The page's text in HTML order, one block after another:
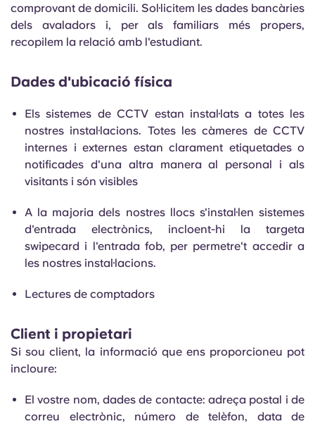
comprovant de domicili. Sol·licitem les dades bancàries
dels avaladors i, per als familiars més propers,
recopilem la relació amb l'estudiant.
Dades d'ubicació física
Els sistemes de CCTV estan instal·lats a totes les
nostres instal·lacions. Totes les càmeres de CCTV
internes i externes estan clarament etiquetades o
notificades d'una altra manera al personal i als
visitants i són visibles
A la majoria dels nostres llocs s'instal·len sistemes
d'entrada electrònics, incloent-hi la targeta
swipecard i l'entrada fob, per permetre't accedir a
les nostres instal·lacions.
Lectures de comptadors
Client i propietari
Si sou client, la informació que ens proporcioneu pot
incloure:
El vostre nom, dades de contacte: adreça postal i de
correu electrònic, número de telèfon, data de